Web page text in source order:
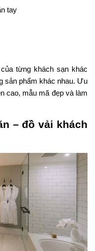
tay
từng khách sạn khác
sản phẩm khác nhau. Ưu
cao, mẫu mã đẹp và làm
– đồ vải khách